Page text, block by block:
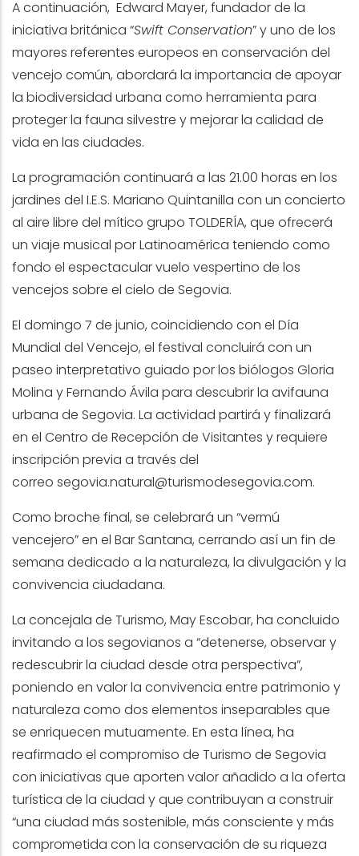
A continuación, Edward Mayer, fundador de la
iniciativa británica “Swift Conservation” y uno de los
mayores referentes europeos en conservación del
vencejo común, abordará la importancia de apoyar
la biodiversidad urbana como herramienta para
proteger la fauna silvestre y mejorar la calidad de
vida en las ciudades.
La programación continuará a las 21.00 horas en los
jardines del I.E.S. Mariano Quintanilla con un concierto
al aire libre del mítico grupo TOLDERÍA, que ofrecerá
un viaje musical por Latinoamérica teniendo como
fondo el espectacular vuelo vespertino de los
vencejos sobre el cielo de Segovia.
El domingo 7 de junio, coincidiendo con el Día
Mundial del Vencejo, el festival concluirá con un
paseo interpretativo guiado por los biólogos Gloria
Molina y Fernando Ávila para descubrir la avifauna
urbana de Segovia. La actividad partirá y finalizará
en el Centro de Recepción de Visitantes y requiere
inscripción previa a través del
correo segovia.natural@turismodesegovia.com.
Como broche final, se celebrará un “vermú
vencejero” en el Bar Santana, cerrando así un fin de
semana dedicado a la naturaleza, la divulgación y la
convivencia ciudadana.
La concejala de Turismo, May Escobar, ha concluido
invitando a los segovianos a “detenerse, observar y
redescubrir la ciudad desde otra perspectiva”,
poniendo en valor la convivencia entre patrimonio y
naturaleza como dos elementos inseparables que
se enriquecen mutuamente. En esta línea, ha
reafirmado el compromiso de Turismo de Segovia
con iniciativas que aporten valor añadido a la oferta
turística de la ciudad y que contribuyan a construir
“una ciudad más sostenible, más consciente y más
comprometida con la conservación de su riqueza